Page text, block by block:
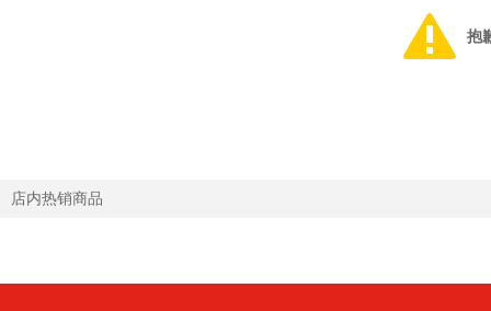
抱
店内热销商品